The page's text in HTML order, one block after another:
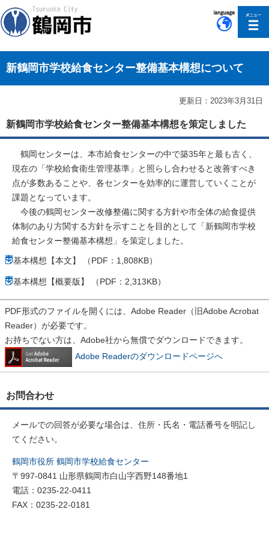
新鶴岡市学校給食センター整備基本構想について
更新日：2023年3月31日
新鶴岡市学校給食センター整備基本構想を策定しました
鶴岡センターは、本市給食センターの中で築35年と最も古く、
現在の「学校給食衛生管理基準」と照らし合わせると改善すべき
点が多数あることや、各センターを効率的に運営していくことが
課題となっています。
今後の鶴岡センター改修整備に関する方針や市全体の給食提供
体制のあり方関する方針を示すことを目的として「新鶴岡市学校
給食センター整備基本構想」を策定しました。
基本構想【本文】 （PDF：1,808KB）
基本構想【概要版】 （PDF：2,313KB）
PDF形式のファイルを開くには、Adobe Reader（旧Adobe Acrobat
Reader）が必要です。
お持ちでない方は、Adobe社から無償でダウンロードできます。
Adobe Readerのダウンロードページへ
お問合わせ
メールでの回答が必要な場合は、住所・氏名・電話番号を明記し
てください。
鶴岡市役所 鶴岡市学校給食センター
〒997-0841 山形県鶴岡市白山字西野148番地1
電話：0235-22-0411
FAX：0235-22-0181